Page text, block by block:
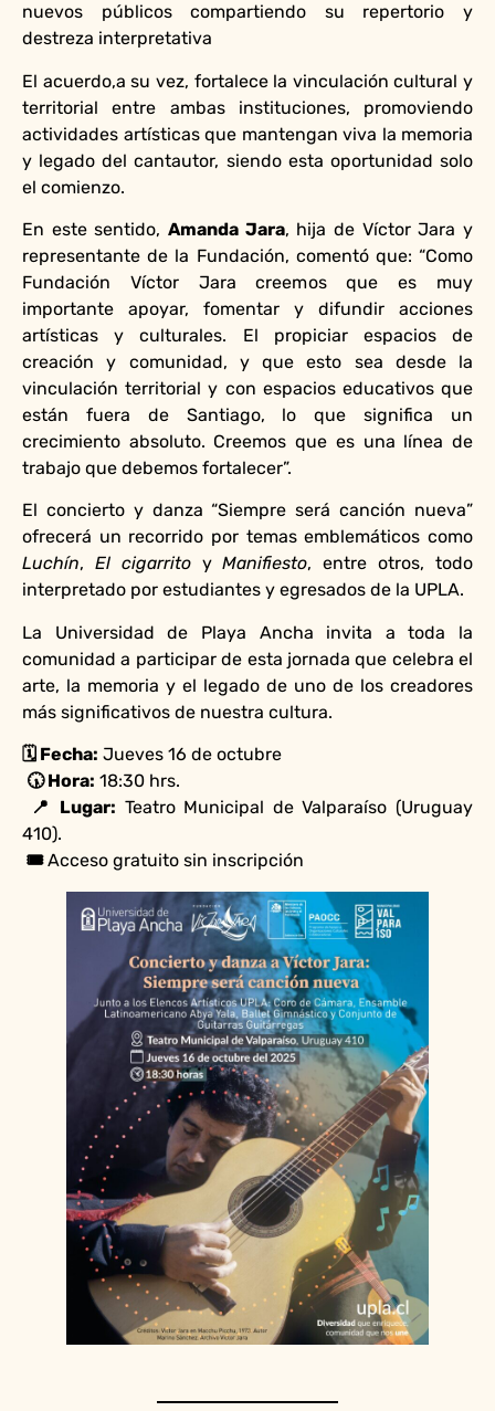
nuevos públicos compartiendo su repertorio y
destreza interpretativa
El acuerdo,a su vez, fortalece la vinculación cultural y
territorial entre ambas instituciones, promoviendo
actividades artísticas que mantengan viva la memoria
y legado del cantautor, siendo esta oportunidad solo
el comienzo.
En este sentido, Amanda Jara, hija de Víctor Jara y
representante de la Fundación, comentó que: “Como
Fundación Víctor Jara creemos que es muy
importante apoyar, fomentar y difundir acciones
artísticas y culturales. El propiciar espacios de
creación y comunidad, y que esto sea desde la
vinculación territorial y con espacios educativos que
están fuera de Santiago, lo que significa un
crecimiento absoluto. Creemos que es una línea de
trabajo que debemos fortalecer”.
El concierto y danza “Siempre será canción nueva”
ofrecerá un recorrido por temas emblemáticos como
Luchín, El cigarritoyManifiesto, entre otros, todo
interpretado por estudiantes y egresados de la UPLA.
La Universidad de Playa Ancha invita a toda la
comunidad a participar de esta jornada que celebra el
arte, la memoria y el legado de uno de los creadores
más significativos de nuestra cultura.
🗓️ Fecha: Jueves 16 de octubre
🕠 Hora: 18:30 hrs.
📍 Lugar: Teatro Municipal de Valparaíso (Uruguay
410).
🎟️Acceso gratuito sin inscripción